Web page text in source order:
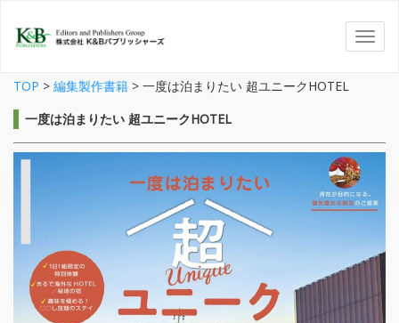
TOP > 編集製作書籍 > 一度は泊まりたい 超ユニークHOTEL
一度は泊まりたい 超ユニークHOTEL